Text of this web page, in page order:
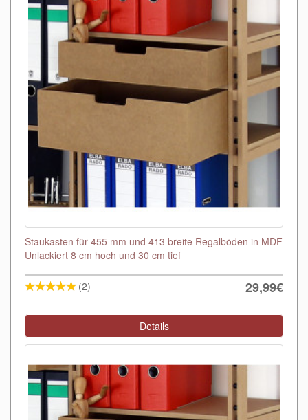
Staukasten für 455 mm und 413 breite Regalböden in MDF
Unlackiert 8 cm hoch und 30 cm tief
(2) 29,99€
Details